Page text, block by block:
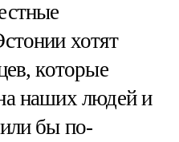
хотят
которые
наших людей и
бы по-